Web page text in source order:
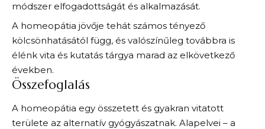
módszer elfogadottságát és alkalmazását.
A homeopátia jövője tehát számos tényező
kölcsönhatásától függ, és valószínűleg továbbra is
élénk vita és kutatás tárgya marad az elkövetkező
években.
Összefoglalás
A homeopátia egy összetett és gyakran vitatott
területe az alternatív gyógyászatnak. Alapelvei – a